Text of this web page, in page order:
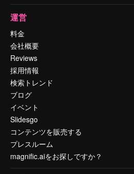
運営
料金
会社概要
Reviews
採用情報
検索トレンド
ブログ
イベント
Slidesgo
コンテンツを販売する
プレスルーム
magnific.aiをお探しですか？